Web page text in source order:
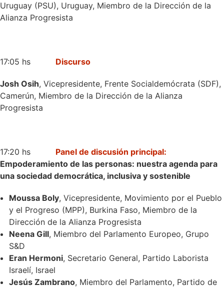
Uruguay (PSU), Uruguay, Miembro de la Dirección de la
Alianza Progresista
17:05 hs Discurso
Josh Osih, Vicepresidente, Frente Socialdemócrata (SDF),
Camerún, Miembro de la Dirección de la Alianza
Progresista
17:20 hs Panel de discusión principal:
Empoderamiento de las personas: nuestra agenda para
una sociedad democrática, inclusiva y sostenible
Moussa Boly, Vicepresidente, Movimiento por el Pueblo
y el Progreso (MPP), Burkina Faso, Miembro de la
Dirección de la Alianza Progresista
Neena Gill, Miembro del Parlamento Europeo, Grupo
S&D
Eran Hermoni, Secretario General, Partido Laborista
Israelí, Israel
Jesús Zambrano, Miembro del Parlamento, Partido de